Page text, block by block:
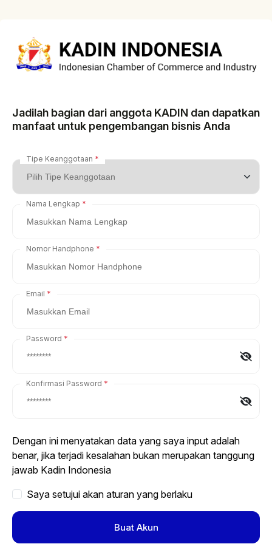
Jadilah bagian dari anggota KADIN dan dapatkan
manfaat untuk pengembangan bisnis Anda
Tipe Keanggotaan
Nama Lengkap
Nomor Handphone
Email
Password
Konfirmasi Password
Dengan ini menyatakan data yang saya input adalah
benar, jika terjadi kesalahan bukan merupakan tanggung
jawab Kadin Indonesia
Saya setujui akan aturan yang berlaku
Buat Akun